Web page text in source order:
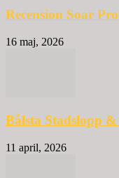
Recension Soar
16 maj, 2026
Bålsta Stadslopp
11 april, 2026